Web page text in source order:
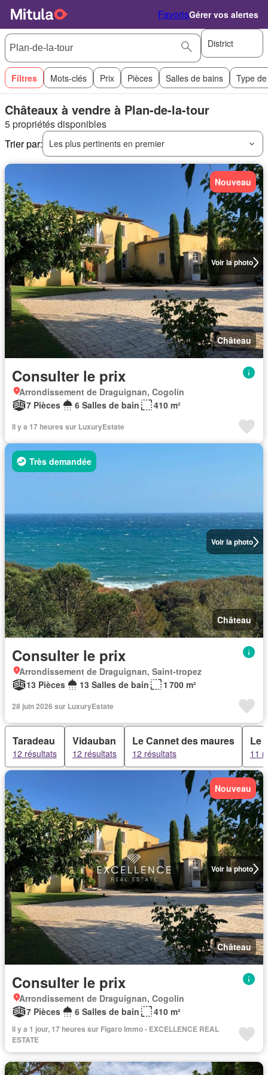
FavorisGérer vos alertes
District
Filtres Mots-clés Prix Pièces Salles de bains Type
Châteaux à vendre à Plan-de-la-tour
5 propriétés disponibles
Trier par:
Les plus pertinents en premier
Voir la photo
Nouveau
Château
Consulter le prix
Arrondissement de Draguignan, Cogolin
7 Pièces
6 Salles de bain 410 m²
Il y a 17 heures sur LuxuryEstate
Voir la photo
Très demandée
Château
Consulter le prix
Arrondissement de Draguignan, Saint-tropez
13 Pièces
13 Salles de bain 1 700 m²
28 juin 2026 sur LuxuryEstate
Taradeau
12 résultats
Vidauban
12 résultats
Le Cannet des maures
12 résultats
Le
11
Voir la photo
Nouveau
Château
Consulter le prix
Arrondissement de Draguignan, Cogolin
7 Pièces
6 Salles de bain 410 m²
Il y a 1 jour, 17 heures sur Figaro Immo - EXCELLENCE REAL
ESTATE